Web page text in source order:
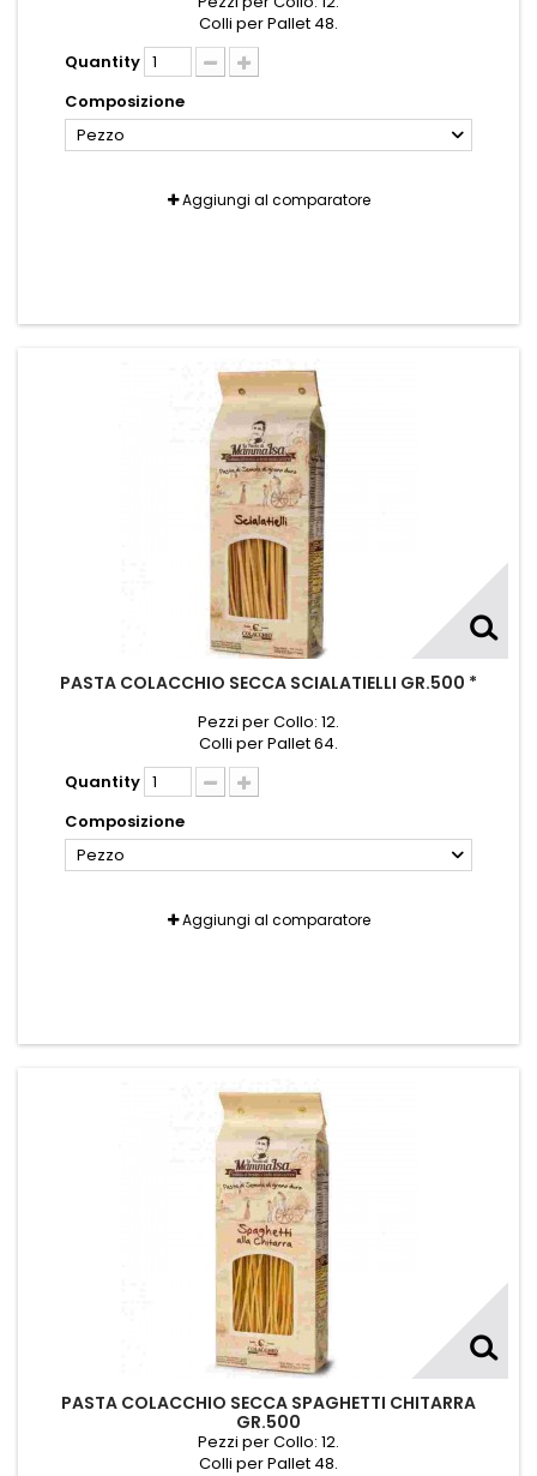
Colli per Pallet 48.
Quantity
Composizione
Pezzo
Aggiungi al comparatore
PASTA COLACCHIO SECCA SCIALATIELLI GR.500 *
Pezzi per Collo: 12.
Colli per Pallet 64.
Quantity
Composizione
Pezzo
Aggiungi al comparatore
PASTA COLACCHIO SECCA SPAGHETTI CHITARRA
GR.500
Pezzi per Collo: 12.
Colli per Pallet 48.